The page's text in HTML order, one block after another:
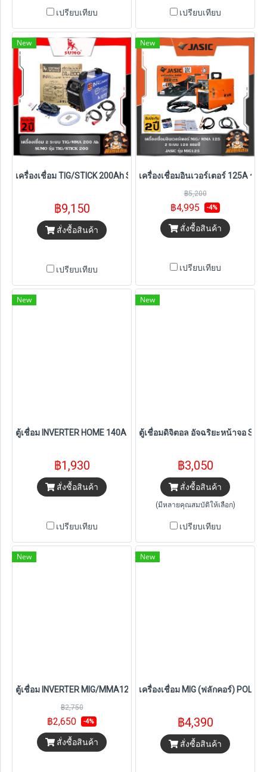
เปรียบเทียบ เปรียบเทียบ
New
เครื่องเชื่อม TIG/STICK 200Ah SUMO MCU INTELLIGENT
฿9,150
สั่งซื้อสินค้า
เปรียบเทียบ
New
เครื่องเชื่อมอินเวอร์เตอร์ 125A รุ่น
฿5,200
฿4,995 -4%
สั่งซื้อสินค้า
เปรียบเทียบ
New
ตู้เชื่อม INVERTER HOME 140A PLUS PUMPKIN รุ่น 17921
฿1,930
สั่งซื้อสินค้า
เปรียบเทียบ
New
ตู้เชื่อมดิจิตอล อัจฉริยะหน้าจอ
฿3,050
สั่งซื้อสินค้า
(มีหลายคุณสมบัติให้เลือก)
เปรียบเทียบ
New
ตู้เชื่อม INVERTER MIG/MMA120 รุ่น MIG120A PUMPKIN HOME
฿2,750
฿2,650 -4%
สั่งซื้อสินค้า
New
เครื่องเชื่อม MIG (ฟลักคอร์) POLO
฿4,390
สั่งซื้อสินค้า